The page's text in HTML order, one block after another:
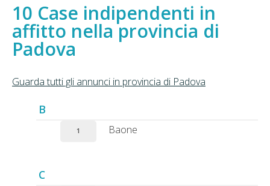
Case indipendenti in
affitto nella provincia di
Padova
Guarda tutti gli annunci in provincia di Padova
B
1 Baone
C